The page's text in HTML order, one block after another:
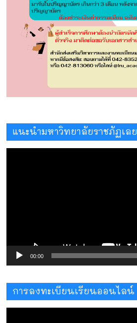
แนะนำมหาวิทยาลัยราชภัฏเลย
00:00
การลงทะเบียนเรียนออนไลน์